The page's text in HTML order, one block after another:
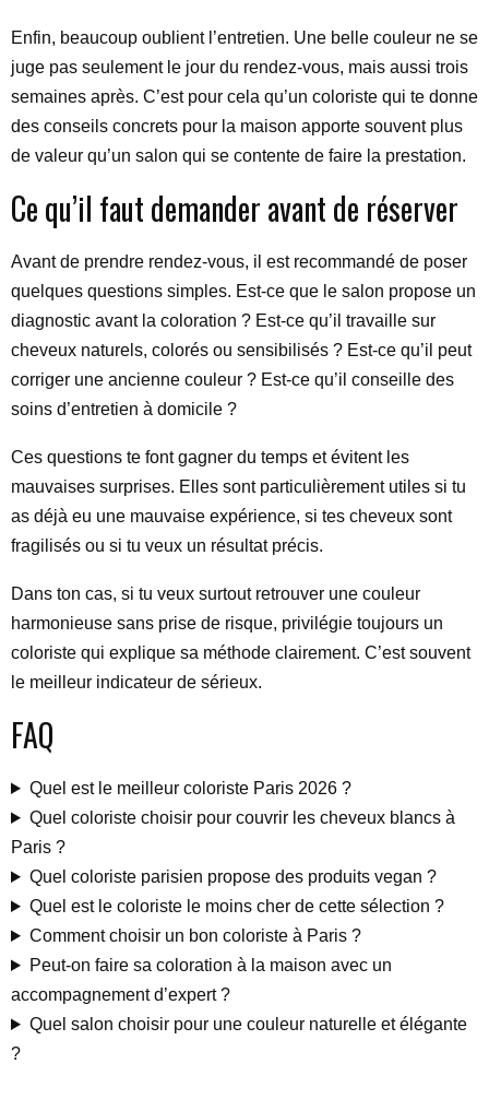
Enfin, beaucoup oublient l’entretien. Une belle couleur ne se
juge pas seulement le jour du rendez-vous, mais aussi trois
semaines après. C’est pour cela qu’un coloriste qui te donne
des conseils concrets pour la maison apporte souvent plus
de valeur qu’un salon qui se contente de faire la prestation.
Ce qu’il faut demander avant de réserver
Avant de prendre rendez-vous, il est recommandé de poser
quelques questions simples. Est-ce que le salon propose un
diagnostic avant la coloration ? Est-ce qu’il travaille sur
cheveux naturels, colorés ou sensibilisés ? Est-ce qu’il peut
corriger une ancienne couleur ? Est-ce qu’il conseille des
soins d’entretien à domicile ?
Ces questions te font gagner du temps et évitent les
mauvaises surprises. Elles sont particulièrement utiles si tu
as déjà eu une mauvaise expérience, si tes cheveux sont
fragilisés ou si tu veux un résultat précis.
Dans ton cas, si tu veux surtout retrouver une couleur
harmonieuse sans prise de risque, privilégie toujours un
coloriste qui explique sa méthode clairement. C’est souvent
le meilleur indicateur de sérieux.
FAQ
Quel est le meilleur coloriste Paris 2026 ?
Quel coloriste choisir pour couvrir les cheveux blancs à
Paris ?
Quel coloriste parisien propose des produits vegan ?
Quel est le coloriste le moins cher de cette sélection ?
Comment choisir un bon coloriste à Paris ?
Peut-on faire sa coloration à la maison avec un
accompagnement d’expert ?
Quel salon choisir pour une couleur naturelle et élégante
?